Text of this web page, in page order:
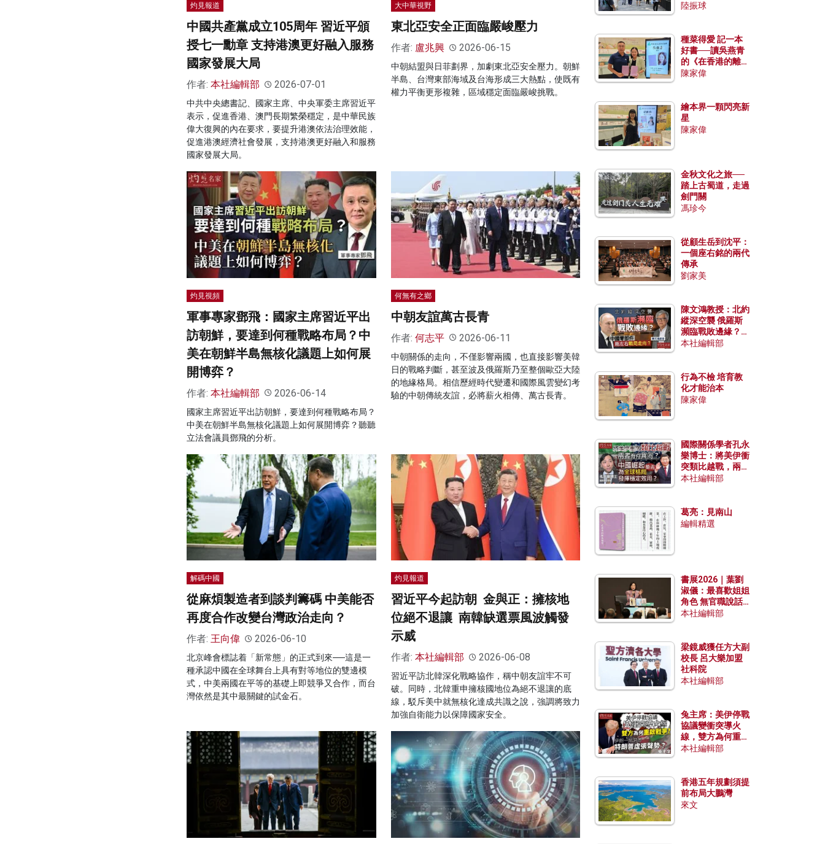
灼見報道
中國共產黨成立105周年 習近平頒
授七一勳章 支持港澳更好融入服務
國家發展大局
作者: 本社編輯部 2026-07-01
中共中央總書記、國家主席、中央軍委主席習近平
表示，促進香港、澳門長期繁榮穩定，是中華民族
偉大復興的內在要求，要提升港澳依法治理效能，
促進港澳經濟社會發展，支持港澳更好融入和服務
國家發展大局。
大中華視野
東北亞安全正面臨嚴峻壓力
作者: 盧兆興 2026-06-15
中朝結盟與日菲劃界，加劇東北亞安全壓力。朝鮮
半島、台灣東部海域及台海形成三大熱點，使既有
權力平衡更形複雜，區域穩定面臨嚴峻挑戰。
灼見視頻
軍事專家鄧飛：國家主席習近平出
訪朝鮮，要達到何種戰略布局？中
美在朝鮮半島無核化議題上如何展
開博弈？
作者: 本社編輯部 2026-06-14
國家主席習近平出訪朝鮮，要達到何種戰略布局？
中美在朝鮮半島無核化議題上如何展開博弈？聽聽
立法會議員鄧飛的分析。
何無有之鄉
中朝友誼萬古長青
作者: 何志平 2026-06-11
中朝關係的走向，不僅影響兩國，也直接影響美韓
日的戰略判斷，甚至波及俄羅斯乃至整個歐亞大陸
的地緣格局。相信歷經時代變遷和國際風雲變幻考
驗的中朝傳統友誼，必將薪火相傳、萬古長青。
解碼中國
從麻煩製造者到談判籌碼 中美能否
再度合作改變台灣政治走向？
作者: 王向偉 2026-06-10
北京峰會標誌着「新常態」的正式到來──這是一
種承認中國在全球舞台上具有對等地位的雙邊模
式，中美兩國在平等的基礎上即競爭又合作，而台
灣依然是其中最關鍵的試金石。
灼見報道
習近平今起訪朝 金與正：擁核地
位絕不退讓 南韓缺選票風波觸發
示威
作者: 本社編輯部 2026-06-08
習近平訪北韓深化戰略協作，稱中朝友誼牢不可
破。同時，北韓重申擁核國地位為絕不退讓的底
線，駁斥美中就無核化達成共識之說，強調將致力
加強自衛能力以保障國家安全。
陸振球
種菜得愛 記一本
好書──讀吳燕青
的《在香港的離島
種菜》
陳家偉
繪本界一顆閃亮新
星
陳家偉
金秋文化之旅──
踏上古蜀道，走過
劍門關
馮珍今
從顧生岳到沈平：
一個座右銘的兩代
傳承
劉家美
陳文鴻教授：北約
縱深空襲 俄羅斯
瀕臨戰敗邊緣？中
國零部件能左右戰
本社編輯部
行為不檢 培育教
化才能治本
陳家偉
國際關係學者孔永
樂博士：將美伊衝
突類比越戰，兩者
有何異同？中國崛
本社編輯部
葛亮：見南山
編輯精選
書展2026｜葉劉
淑儀：最喜歡姐姐
角色 無官職說話
包袱少
本社編輯部
梁鏡威獲任方大副
校長 呂大樂加盟
社科院
本社編輯部
兔主席：美伊停戰
協議變衝突導火
線，雙方為何重啟
戰爭？伊朗一早洞
本社編輯部
香港五年規劃須提
前布局大鵬灣
來文